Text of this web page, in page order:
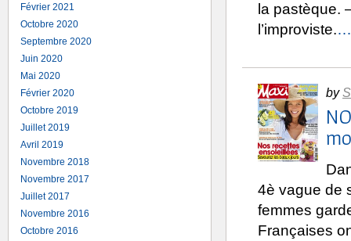
la pastèque.
l’improviste.…
by
4è vague de
femmes
Françaises
Février 2021
Octobre 2020
Septembre 2020
Juin 2020
Mai 2020
Février 2020
Octobre 2019
Juillet 2019
Avril 2019
Novembre 2018
Novembre 2017
Juillet 2017
Novembre 2016
Octobre 2016